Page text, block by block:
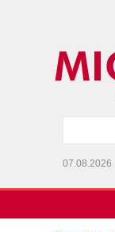
07.08.2026